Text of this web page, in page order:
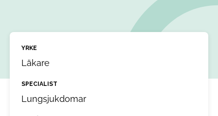
YRKE
Läkare
SPECIALIST
Lungsjukdomar